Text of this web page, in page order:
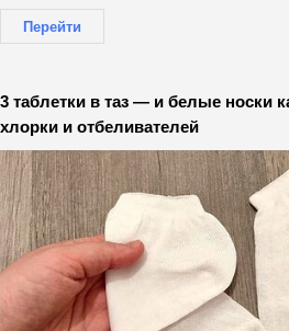
Перейти
3 таблетки в таз — и белые носки
хлорки и отбеливателей